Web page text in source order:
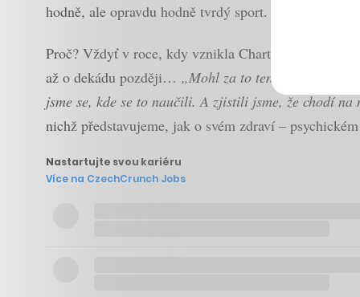
hodně, ale opravdu hodně tvrdý sport. A dva roky
Proč? Vždyť v roce, kdy vznikla Charta 77 a naplno
až o dekádu později… „Mohl za to ten můj větší
jsme se, kde se to naučili. A zjistili jsme, že chodí
nichž představujeme, jak o svém zdraví –
Nastartujte svou kariéru
Více na CzechCrunch Jobs